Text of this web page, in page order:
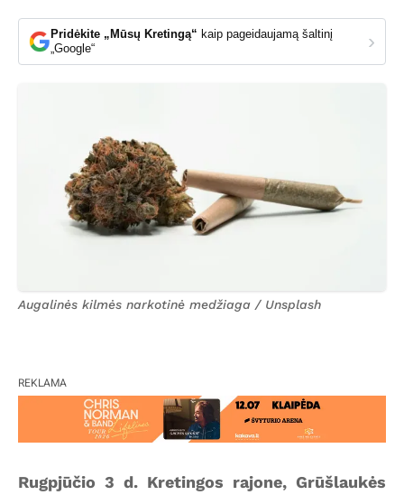
Pridėkite „Mūsų Kretingą“ kaip pageidaujamą šaltinį
„Google“
›
Augalinės kilmės narkotinė medžiaga / Unsplash
REKLAMA
Rugpjūčio 3 d. Kretingos rajone, Grūšlaukės